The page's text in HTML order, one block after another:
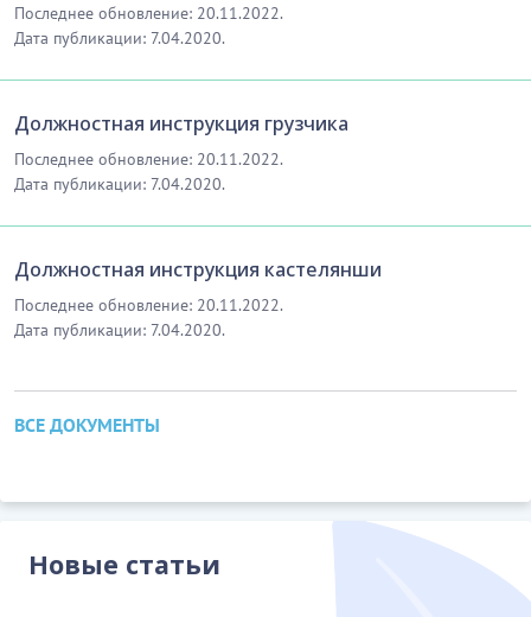
Последнее обновление: 20.11.2022.
Дата публикации: 7.04.2020.
Должностная инструкция грузчика
Последнее обновление: 20.11.2022.
Дата публикации: 7.04.2020.
Должностная инструкция кастелянши
Последнее обновление: 20.11.2022.
Дата публикации: 7.04.2020.
ВСЕ ДОКУМЕНТЫ
Новые статьи